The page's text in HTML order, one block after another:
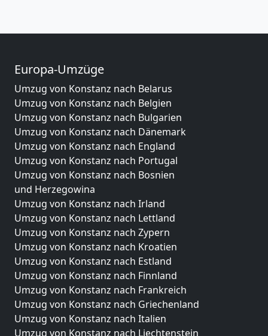
Europa-Umzüge
Umzug von Konstanz nach Belarus
Umzug von Konstanz nach Belgien
Umzug von Konstanz nach Bulgarien
Umzug von Konstanz nach Dänemark
Umzug von Konstanz nach England
Umzug von Konstanz nach Portugal
Umzug von Konstanz nach Bosnien
und Herzegowina
Umzug von Konstanz nach Irland
Umzug von Konstanz nach Lettland
Umzug von Konstanz nach Zypern
Umzug von Konstanz nach Kroatien
Umzug von Konstanz nach Estland
Umzug von Konstanz nach Finnland
Umzug von Konstanz nach Frankreich
Umzug von Konstanz nach Griechenland
Umzug von Konstanz nach Italien
Umzug von Konstanz nach Liechtenstein